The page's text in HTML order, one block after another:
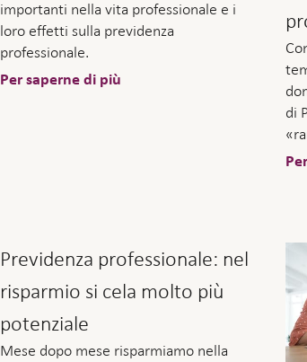
importanti nella vita professionale e i
loro effetti sulla previdenza
professionale.
Per saperne di più
di
Previdenza professionale: nel
risparmio si cela molto più
potenziale
Mese dopo mese risparmiamo nella